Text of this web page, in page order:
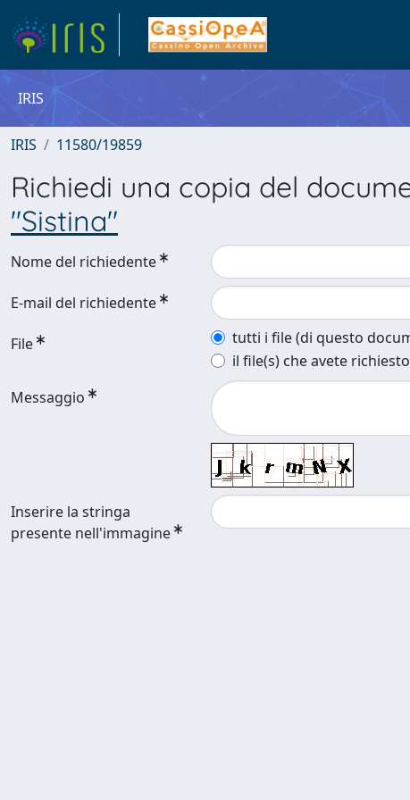
IRIS
IRIS 11580/19859
Richiedi una copia del
"Sistina"
Nome del richiedente
E-mail del richiedente
File
tutti i file (di questo
il file(s) che avete richiesto
Messaggio
Inserire la stringa
presente nell'immagine